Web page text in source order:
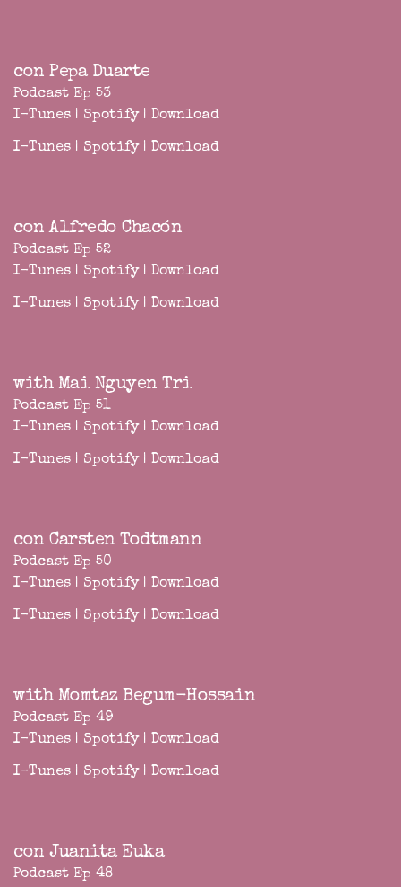
con Pepa Duarte
Podcast Ep 53
I-Tunes | Spotify| Download
I-Tunes | Spotify| Download
con Alfredo Chacón
Podcast Ep 52
I-Tunes | Spotify| Download
I-Tunes | Spotify| Download
with Mai Nguyen Tri
Podcast Ep 51
I-Tunes | Spotify| Download
I-Tunes | Spotify| Download
con Carsten Todtmann
Podcast Ep 50
I-Tunes | Spotify| Download
I-Tunes | Spotify| Download
with Momtaz Begum-Hossain
Podcast Ep 49
I-Tunes | Spotify| Download
I-Tunes | Spotify| Download
con Juanita Euka
Podcast Ep 48